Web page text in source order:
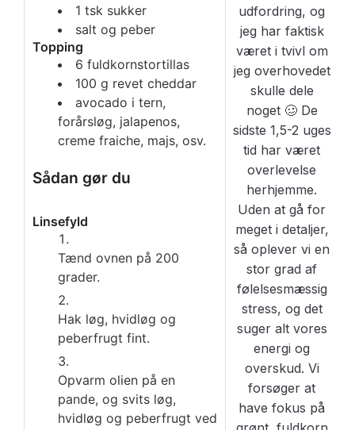
1 tsk sukker
salt og peber
Topping
6 fuldkornstortillas
100 g revet cheddar
avocado i tern,
forårsløg, jalapenos,
creme fraiche, majs, osv.
Sådan gør du
Linsefyld
Tænd ovnen på 200
grader.
Hak løg, hvidløg og
peberfrugt fint.
Opvarm olien på en
pande, og svits løg,
hvidløg og peberfrugt ved